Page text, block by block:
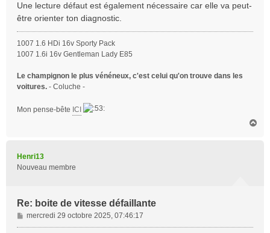
Une lecture défaut est également nécessaire car elle va peut-
être orienter ton diagnostic.
1007 1.6 HDi 16v Sporty Pack
1007 1.6i 16v Gentleman Lady E85
Le champignon le plus vénéneux, c'est celui qu'on trouve dans les
voitures. - Coluche -
Mon pense-bête ICI
Henri13
Nouveau membre
Re: boite de vitesse défaillante
M
e
mercredi 29 octobre 2025, 07:46:17